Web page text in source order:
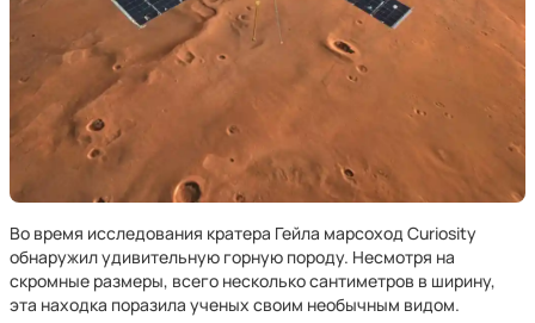
Во время исследования кратера Гейла марсоход Curiosity
обнаружил удивительную горную породу. Несмотря на
скромные размеры, всего несколько сантиметров в ширину,
эта находка поразила ученых своим необычным видом.